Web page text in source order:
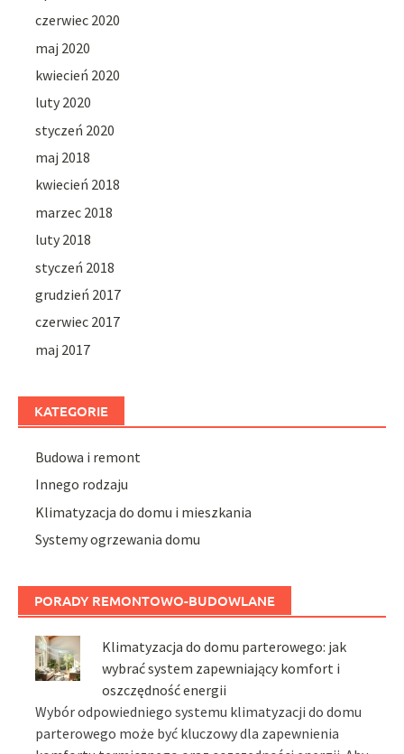
czerwiec 2020
maj 2020
kwiecień 2020
luty 2020
styczeń 2020
maj 2018
kwiecień 2018
marzec 2018
luty 2018
styczeń 2018
grudzień 2017
czerwiec 2017
maj 2017
KATEGORIE
Budowa i remont
Innego rodzaju
Klimatyzacja do domu i mieszkania
Systemy ogrzewania domu
PORADY REMONTOWO-BUDOWLANE
Klimatyzacja do domu parterowego: jak
wybrać system zapewniający komfort i
oszczędność energii
Wybór odpowiedniego systemu klimatyzacji do domu
parterowego może być kluczowy dla zapewnienia